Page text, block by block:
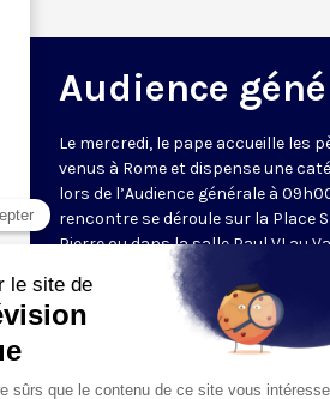
Audience
Le mercredi, le pape accueille les
venus à Rome et dispense une
lors de l’Audience générale à
rencontre se déroule sur la Place
Pierre ou dans la salle Paul VI au
Retransmise et traduite en direct
Visiter la page de l'émission